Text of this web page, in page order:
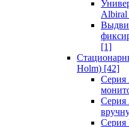
Albiral
[1]
Holm) [42]
Серия
Серия